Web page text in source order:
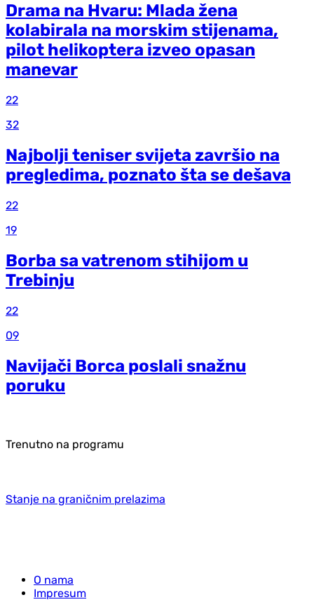
Drama na Hvaru: Mlada žena
kolabirala na morskim stijenama,
pilot helikoptera izveo opasan
manevar
22
32
Najbolji teniser svijeta završio na
pregledima, poznato šta se dešava
22
19
Borba sa vatrenom stihijom u
Trebinju
22
09
Navijači Borca poslali snažnu
poruku
Trenutno na programu
Stanje na graničnim prelazima
O nama
Impresum